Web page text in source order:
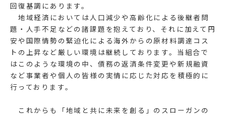
回復基調にあります。
地域経済においては人口減少や高齢化による後継者問
題・人手不足などの諸課題を抱えており、それに加えて円
安や国際情勢の緊迫化による海外からの原材料調達コス
トの上昇など厳しい環境は継続しております。当組合で
はこのような環境の中、債務の返済条件変更や新規融資
など事業者や個人の皆様の実情に応じた対応を積極的に
行っております。
これからも「地域と共に未来を創る」のスローガンの